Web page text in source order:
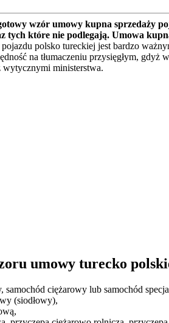
wzór umowy kupna sprzedaży
tych które nie podlegają. Umowa
polsko tureckiej jest bardzo
na tłumaczeniu przysięgłym,
ministerstwa.
umowy turecko
samochód ciężarowy lub samochód
(siodłowy),